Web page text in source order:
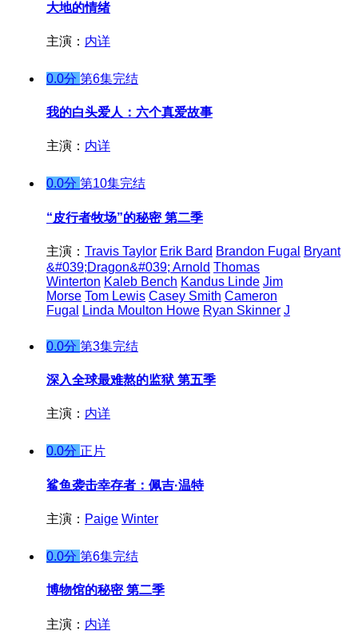
大地的情绪
主演： 内详
0.0分 第6集完结
我的白头爱人：六个真爱故事
主演： 内详
0.0分 第10集完结
“皮行者牧场”的秘密 第二季
主演： Travis Taylor Erik Bard Brandon Fugal
Bryant
&#039;Dragon&#039; Arnold Thomas
Winterton Kaleb Bench Kandus Linde Jim
Morse Tom Lewis Casey Smith Cameron
Fugal
Linda Moulton Howe Ryan Skinner J
0.0分 第3集完结
深入全球最难熬的监狱 第五季
主演： 内详
0.0分 正片
鲨鱼袭击幸存者：佩吉·温特
主演： Paige Winter
0.0分 第6集完结
博物馆的秘密 第二季
主演： 内详